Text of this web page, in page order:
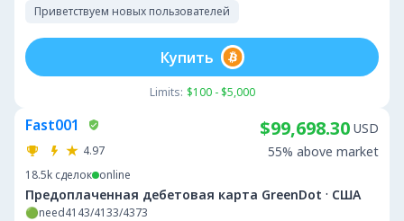
Приветствуем новых пользователей
Limits: $100 - $5,000
Купить
Fast001
4.97
18.5k сделок online
Предоплаченная дебетовая карта GreenDot · США
🟢need4143/4133/4373
$99,698.30 USD
55% above market